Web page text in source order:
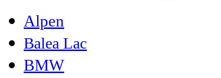
Alpen
Balea Lac
BMW